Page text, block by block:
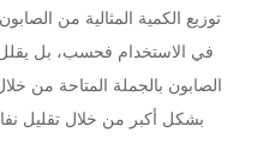
توزيع الكمية المثالية من
في الاستخدام فحسب، بل يقلل
الصابون بالجملة المتاحة من
بشكل أكبر من خلال تقليل